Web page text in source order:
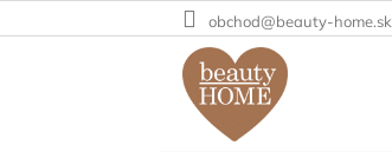
na
obchod@beauty-home.sk